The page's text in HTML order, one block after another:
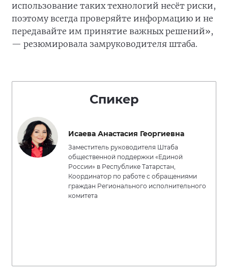
использование таких технологий несёт риски,
поэтому всегда проверяйте информацию и не
передавайте им принятие важных решений»,
— резюмировала замруководителя штаба.
Спикер
Исаева Анастасия Георгиевна
Заместитель руководителя Штаба
общественной поддержки «Единой
России» в Республике Татарстан,
Координатор по работе с обращениями
граждан Регионального исполнительного
комитета